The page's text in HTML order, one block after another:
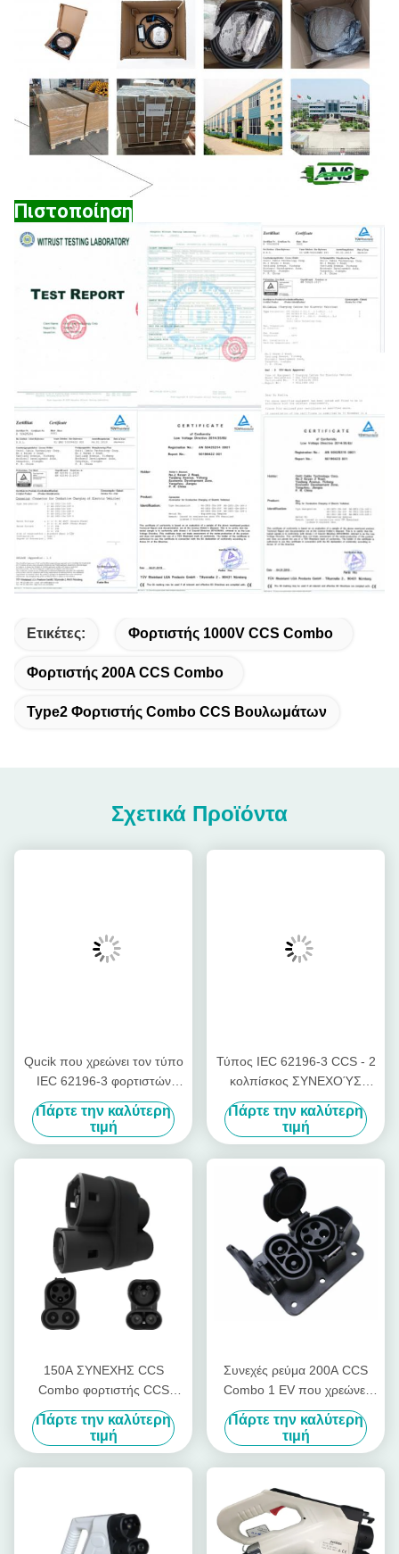
Πιστοποίηση
Ετικέτες: Φορτιστής 1000V CCS Combo
Φορτιστής 200A CCS Combo
Type2 Φορτιστής Combo CCS Βουλωμάτων
Σχετικά Προϊόντα
Qucik που χρεώνει τον τύπο
IEC 62196-3 φορτιστών
200A 1000V CCS Combo -
βούλωμα 2
Πάρτε την καλύτερη
τιμή
Τύπος IEC 62196-3 CCS - 2
κολπίσκος ΣΥΝΕΧΟΎΣ
γρήγορος χρέωσης
υποδοχών 200A 1000V της
EV
Πάρτε την καλύτερη
τιμή
150A ΣΥΝΕΧΗΣ CCS
Combo φορτιστής CCS
Combo 2 σε CCS Combo 1
προσαρμοστής
Πάρτε την καλύτερη
τιμή
Συνεχές ρεύμα 200A CCS
Combo 1 EV που χρεώνει
στην υποδοχή το γρήγορο
κολπίσκο συνδετήρων
ΣΥΝΕΧΏΝ φορτιστών
Πάρτε την καλύτερη
τιμή